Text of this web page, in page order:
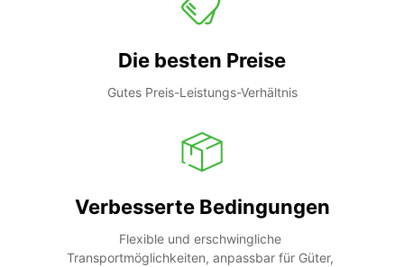
Die besten Preise
Gutes Preis-Leistungs-Verhältnis
Verbesserte Bedingungen
Flexible und erschwingliche
Transportmöglichkeiten, anpassbar für Güter,